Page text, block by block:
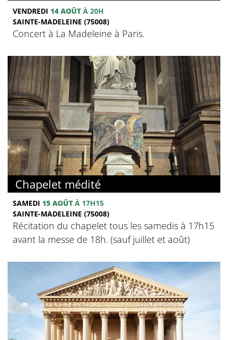
VENDREDI 14 AOÛT À 20H
SAINTE-MADELEINE (75008)
Concert à La Madeleine à Paris.
Chapelet médité
SAMEDI 15 AOÛT À 17H15
SAINTE-MADELEINE (75008)
Récitation du chapelet tous les samedis à 17h15
avant la messe de 18h. (sauf juillet et août)